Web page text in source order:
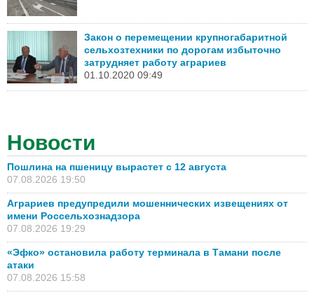
Закон о перемещении крупногабаритной
сельхозтехники по дорогам избыточно
затрудняет работу аграриев
01.10.2020 09:49
Новости
Пошлина на пшеницу вырастет с 12 августа
07.08.2026 19:50
Аграриев предупредили мошеннических извещениях от
имени Россельхознадзора
07.08.2026 19:29
«Эфко» остановила работу терминала в Тамани после
атаки
07.08.2026 15:58